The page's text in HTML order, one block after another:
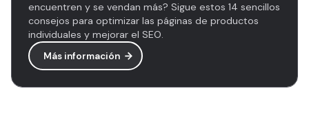
encuentren y se vendan más? Sigue estos 14 sencillos
consejos para optimizar las páginas de productos
individuales y mejorar el SEO.
Más información